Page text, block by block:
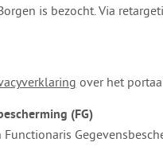
is bezocht. Via
over het
(FG)